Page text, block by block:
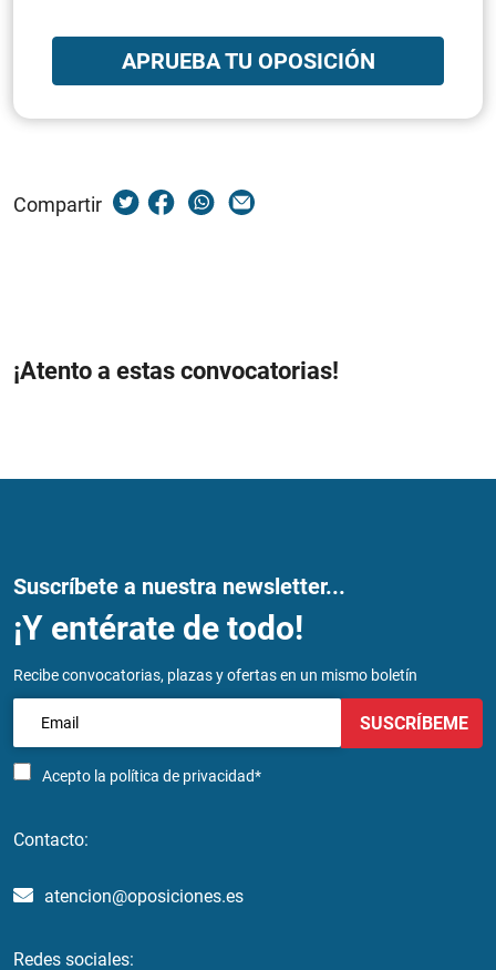
APRUEBA TU OPOSICIÓN
Compartir
¡Atento a estas convocatorias!
Suscríbete a nuestra newsletter...
¡Y entérate de todo!
Recibe convocatorias, plazas y ofertas en un mismo boletín
Acepto la política de privacidad*
SUSCRÍBEME
Contacto:
atencion@oposiciones.es
Redes sociales: